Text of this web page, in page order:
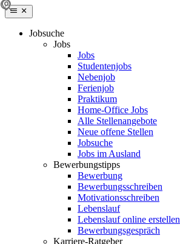
Jobsuche
Jobs
Jobs
Studentenjobs
Nebenjob
Ferienjob
Praktikum
Home-Office Jobs
Alle Stellenangebote
Neue offene Stellen
Jobsuche
Jobs im Ausland
Bewerbungstipps
Bewerbung
Bewerbungsschreiben
Motivationsschreiben
Lebenslauf
Lebenslauf online erstellen
Bewerbungsgespräch
Karriere-Ratgeber